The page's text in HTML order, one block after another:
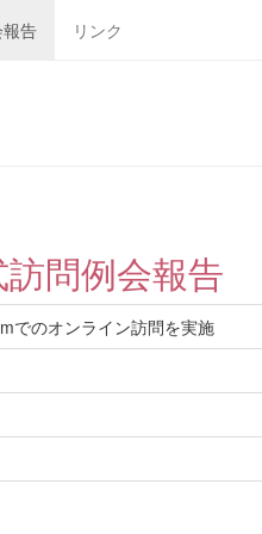
告 リンク
問例会報告
のオンライン訪問を実施